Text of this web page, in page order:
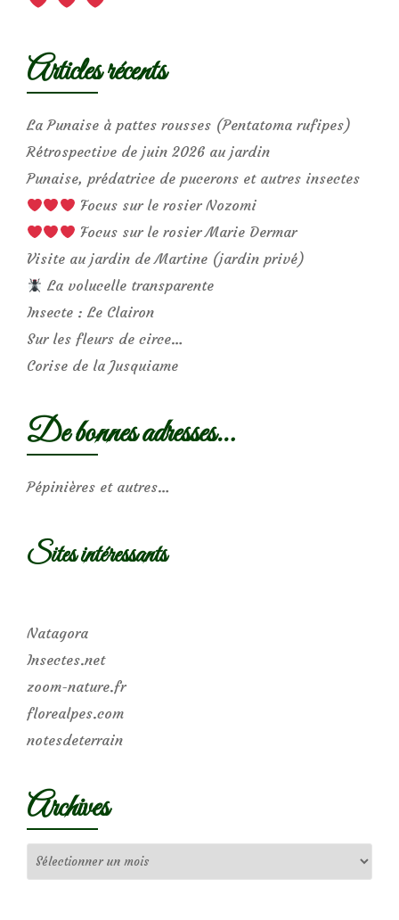
Articles récents
La Punaise à pattes rousses (Pentatoma rufipes)
Rétrospective de juin 2026 au jardin
Punaise, prédatrice de pucerons et autres insectes
Focus sur le rosier Nozomi
Focus sur le rosier Marie Dermar
Visite au jardin de Martine (jardin privé)
La volucelle transparente
Insecte : Le Clairon
Sur les fleurs de circe…
Corise de la Jusquiame
De bonnes adresses…
Pépinières et autres…
Sites intéressants
Natagora
Insectes.net
zoom-nature.fr
florealpes.com
notesdeterrain
Archives